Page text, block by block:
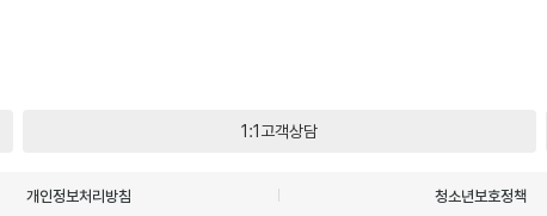
1:1고객상담
개인정보처리방침 청소년보호정책